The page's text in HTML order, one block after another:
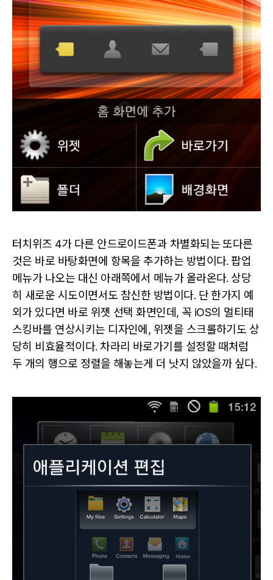
터치위즈 4가 다른 안드로이드폰과 차별화되는 또다른
것은 바로 바탕화면에 항목을 추가하는 방법이다. 팝업
메뉴가 나오는 대신 아래쪽에서 메뉴가 올라온다. 상당
히 새로운 시도이면서도 참신한 방법이다. 단 한가지 예
외가 있다면 바로 위젯 선택 화면인데, 꼭 iOS의 멀티태
스킹바를 연상시키는 디자인에, 위젯을 스크롤하기도 상
당히 비효율적이다. 차라리 바로가기를 설정할 때처럼
두 개의 행으로 정렬을 해놓는게 더 낫지 않았을까 싶다.